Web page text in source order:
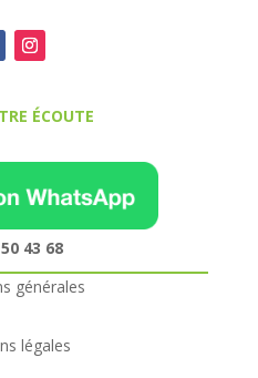
ÉCOUTE
43 68
générales
légales